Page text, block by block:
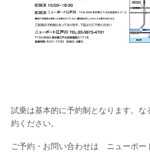
試乗は基本的に予約制となります。な
約ください。
ご予約・お問い合わせは ニューポ